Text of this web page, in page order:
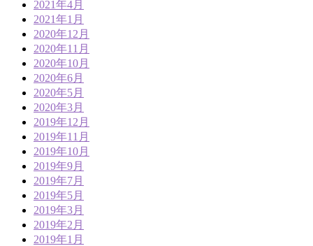
2021年4月
2021年1月
2020年12月
2020年11月
2020年10月
2020年6月
2020年5月
2020年3月
2019年12月
2019年11月
2019年10月
2019年9月
2019年7月
2019年5月
2019年3月
2019年2月
2019年1月